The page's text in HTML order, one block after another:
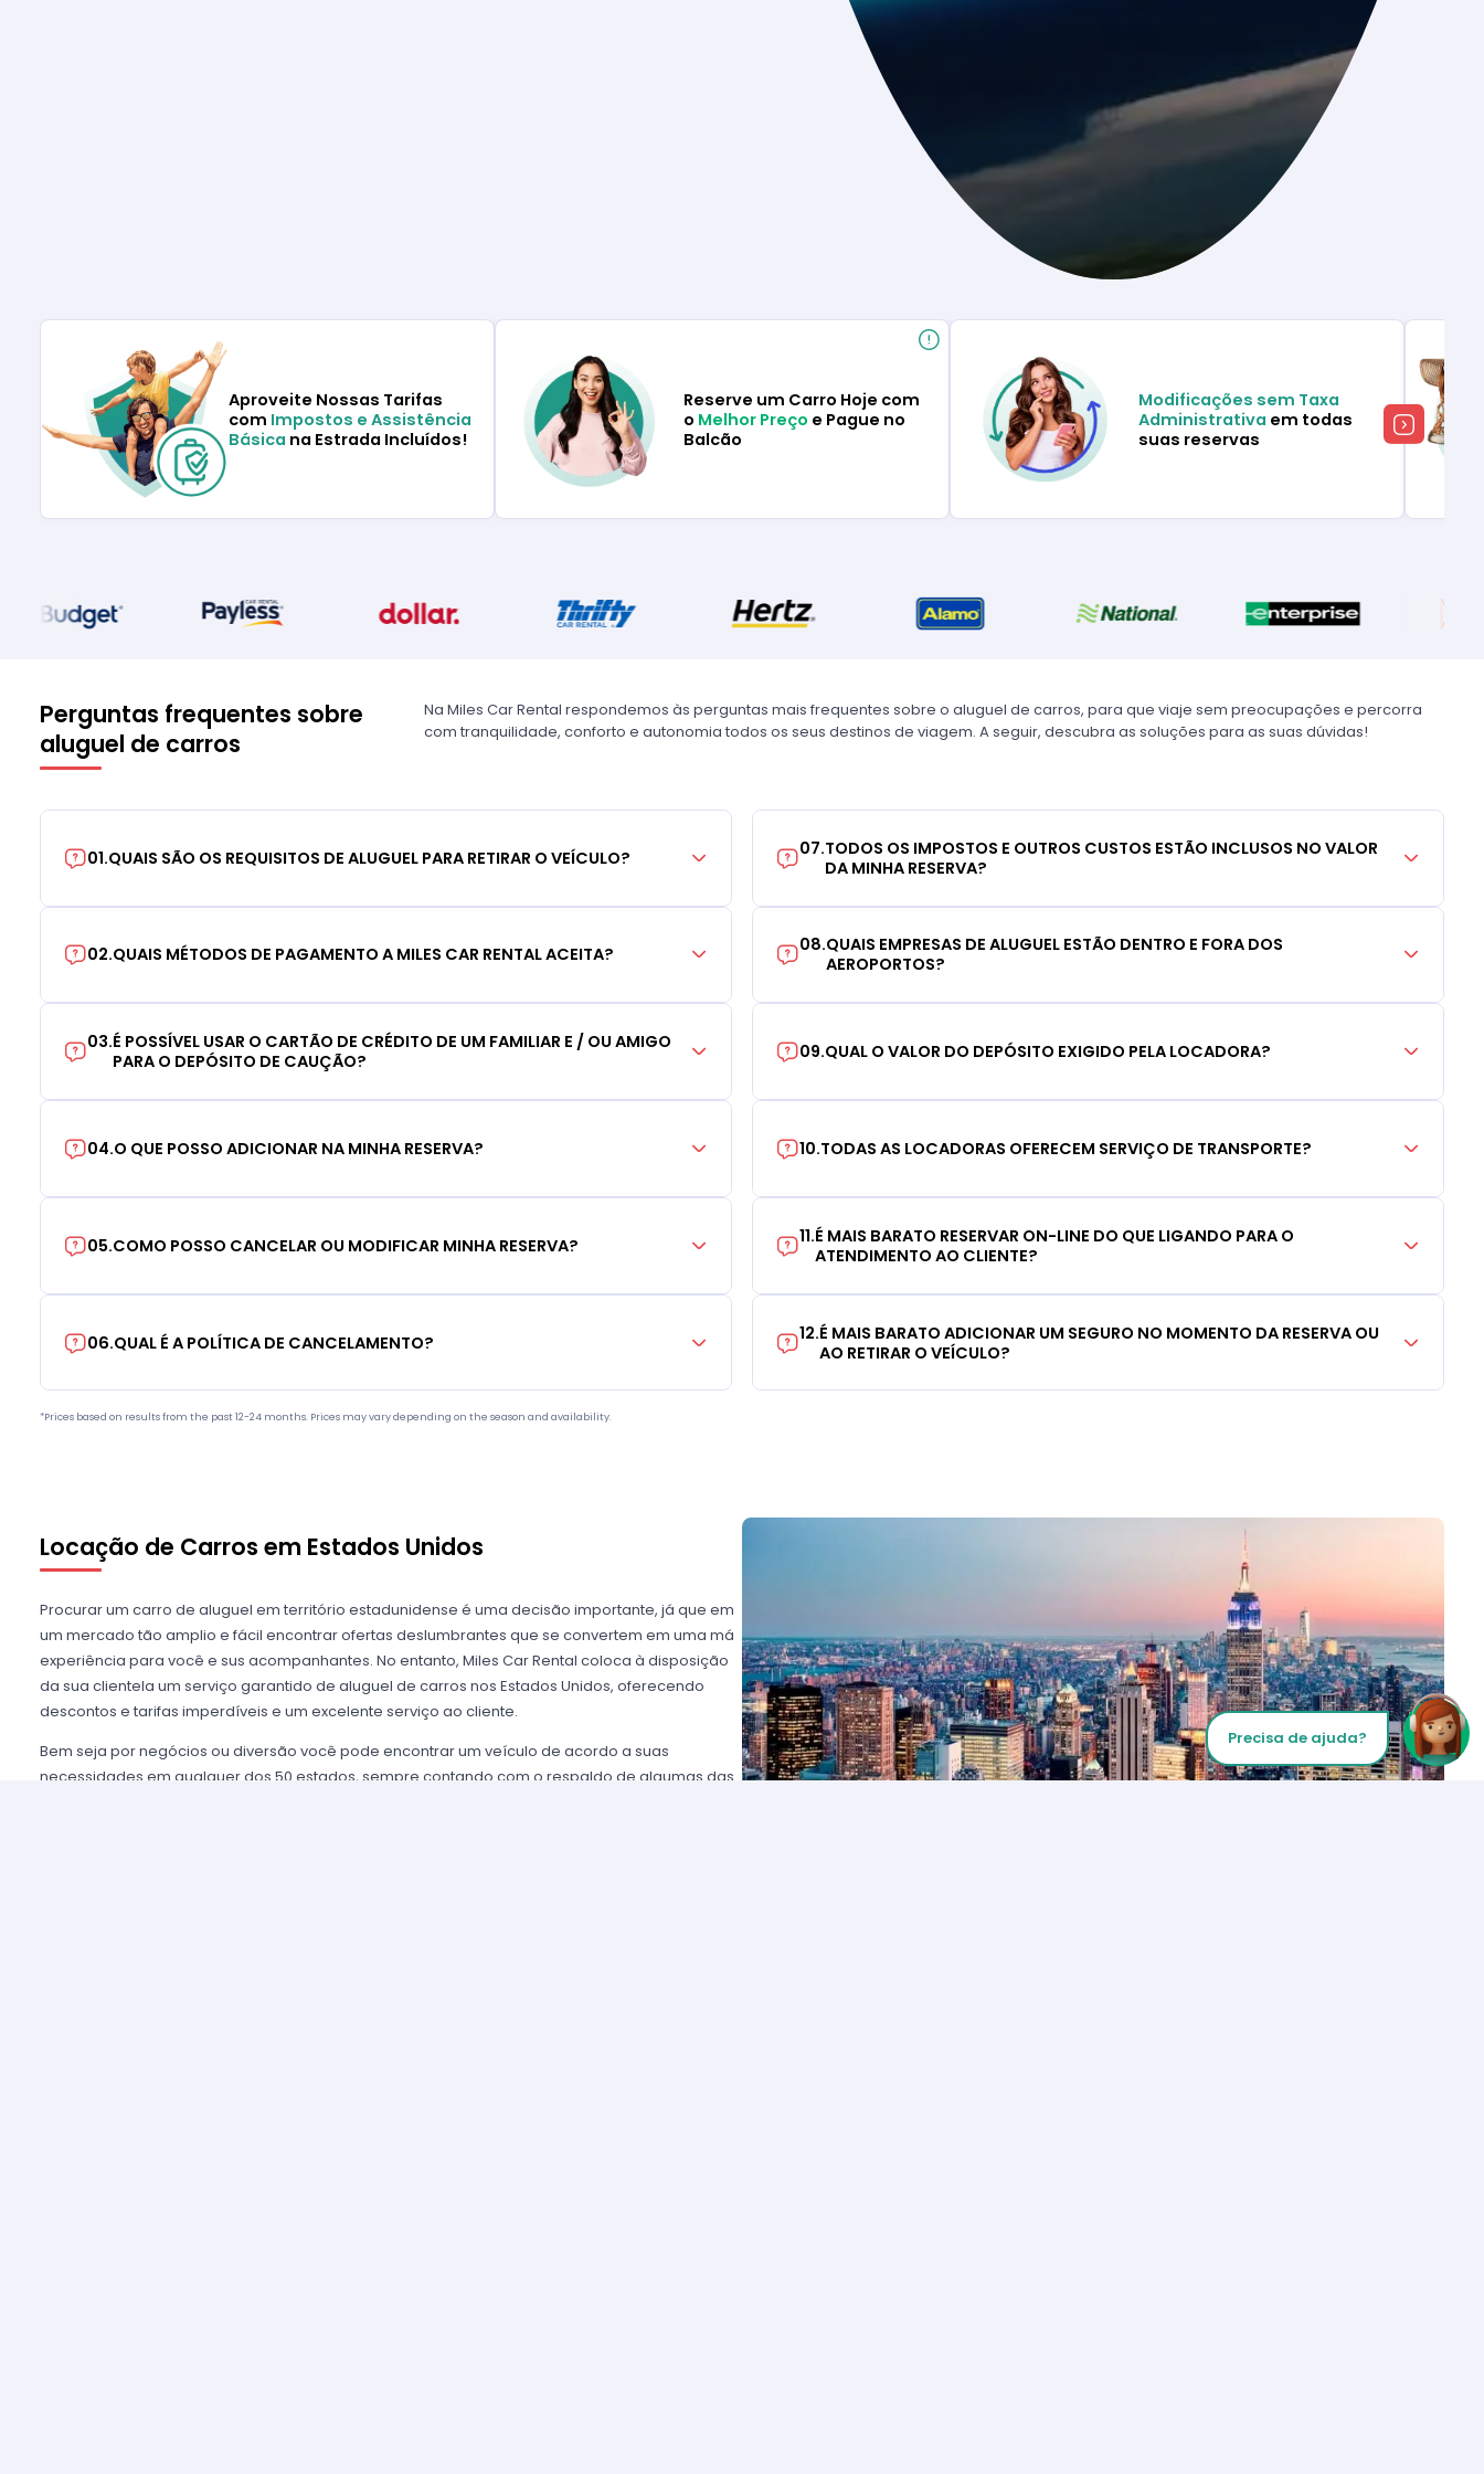
Aproveite Nossas Tarifas
com Impostos e Assistência
Básica na Estrada Incluídos!
Reserve um Carro Hoje com
o Melhor Preço e Pague no
Balcão
Modificações sem Taxa
Administrativa em todas
suas reservas
Perguntas frequentes sobre
aluguel de carros
Na Miles Car Rental respondemos às perguntas mais frequentes sobre o aluguel de carros, para que viaje sem preocupações e percorra
com tranquilidade, conforto e autonomia todos os seus destinos de viagem. A seguir, descubra as soluções para as suas dúvidas!
01.QUAIS SÃO OS REQUISITOS DE ALUGUEL PARA RETIRAR O VEÍCULO?
02.QUAIS MÉTODOS DE PAGAMENTO A MILES CAR RENTAL ACEITA?
03.É POSSÍVEL USAR O CARTÃO DE CRÉDITO DE UM FAMILIAR E / OU AMIGO
PARA O DEPÓSITO DE CAUÇÃO?
04.O QUE POSSO ADICIONAR NA MINHA RESERVA?
05.COMO POSSO CANCELAR OU MODIFICAR MINHA RESERVA?
06.QUAL É A POLÍTICA DE CANCELAMENTO?
07.TODOS OS IMPOSTOS E OUTROS CUSTOS ESTÃO INCLUSOS NO VALOR
DA MINHA RESERVA?
08.QUAIS EMPRESAS DE ALUGUEL ESTÃO DENTRO E FORA DOS
AEROPORTOS?
09.QUAL O VALOR DO DEPÓSITO EXIGIDO PELA LOCADORA?
10.TODAS AS LOCADORAS OFERECEM SERVIÇO DE TRANSPORTE?
11.É MAIS BARATO RESERVAR ON-LINE DO QUE LIGANDO PARA O
ATENDIMENTO AO CLIENTE?
12.É MAIS BARATO ADICIONAR UM SEGURO NO MOMENTO DA RESERVA OU
AO RETIRAR O VEÍCULO?
*Prices based on results from the past 12-24 months. Prices may vary depending on the season and availability.
Locação de Carros em Estados Unidos
Procurar um carro de aluguel em território estadunidense é uma decisão importante, já que em
um mercado tão amplio e fácil encontrar ofertas deslumbrantes que se convertem em uma má
experiência para você e sus acompanhantes. No entanto, Miles Car Rental coloca à disposição
da sua clientela um serviço garantido de aluguel de carros nos Estados Unidos, oferecendo
descontos e tarifas imperdíveis e um excelente serviço ao cliente.
Bem seja por negócios ou diversão você pode encontrar um veículo de acordo a suas
necessidades em qualquer dos 50 estados, sempre contando com o respaldo de algumas das
Precisa de ajuda?